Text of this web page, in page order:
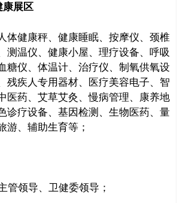
康展区
体健康秤、健康睡眠、按摩仪、颈椎
测温仪、健康小屋、理疗设备、呼吸
糖仪、体温计、治疗仪、制氧供氧设
残疾人专用器材、医疗美容电子、智
医药、艾草艾灸、慢病管理、康养地
诊疗设备、基因检测、生物医药、量
游、辅助生育等；
管领导、卫健委领导；